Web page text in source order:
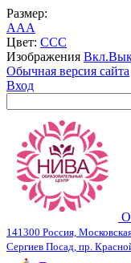
Размер:
AAA
Цвет: CCC
Изображения Вкл.
Обычная версия сайта
Вход
141300 Россия,
Сергиев Посад, пр.